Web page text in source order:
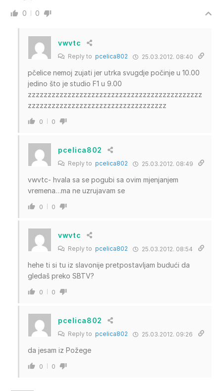
0 0
vwvtc
Reply to pcelica802 25.03.2012. 08:40
pčelice nemoj zujati jer utrka svugdje počinje u 10.00
jedino što je studio F1 u 9.00
zzzzzzzzzzzzzzzzzzzzzzzzzzzzzzzzzzzzzzzzzzzz
zzzzzzzzzzzzzzzzzzzzzzzzzzzzzzzzzzz
0 0
pcelica802
Reply to pcelica802 25.03.2012. 08:49
vwvtc- hvala sa se pogubi sa ovim mjenjanjem
vremena…ma ne uzrujavam se
0 0
vwvtc
Reply to pcelica802 25.03.2012. 08:54
hehe ti si tu iz slavonije pretpostavljam budući da
gledaš preko SBTV?
0 0
pcelica802
Reply to pcelica802 25.03.2012. 09:26
da jesam iz Požege
0 0